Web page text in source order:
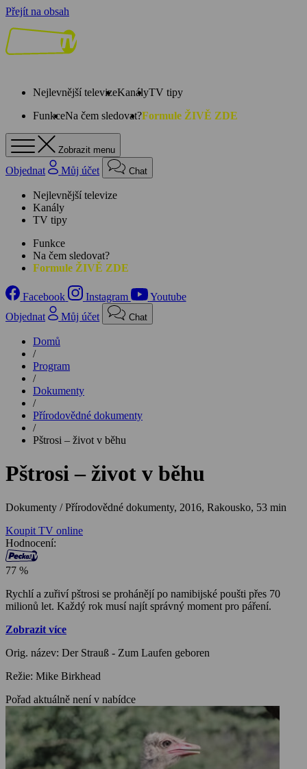
Přejít na obsah
Nejlevnější televizeKanályTV tipy
FunkceNa čem sledovat?Formule ŽIVĚ ZDE
Zobrazit menu
Objednat Můj účet Chat
Nejlevnější televize
Kanály
TV tipy
Funkce
Na čem sledovat?
Formule ŽIVĚ ZDE
Facebook Instagram
Youtube
Objednat
Můj účet Chat
Domů
/
Program
/
Dokumenty
/
Přírodovědné dokumenty
/
Pštrosi – život v běhu
Pštrosi – život v běhu
Dokumenty / Přírodovědné dokumenty, 2016, Rakousko, 53 min
Koupit TV online
Hodnocení:
77 %
Rychlí a zuřiví pštrosi se prohánějí po namibijské poušti přes 70
milionů let. Každý rok musí najít správný moment pro páření.
Zobrazit více
Orig. název: Der Strauß - Zum Laufen geboren
Režie: Mike Birkhead
Pořad aktuálně není v nabídce